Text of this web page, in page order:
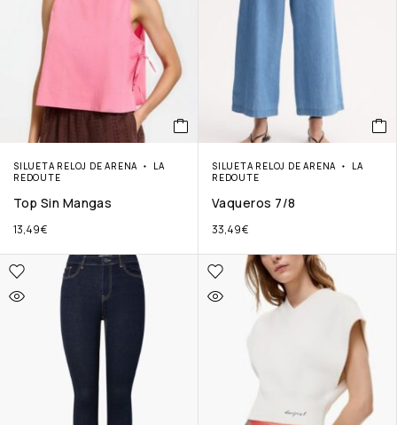
SILUETA RELOJ DE ARENA
LA
REDOUTE
Top Sin Mangas
13,49€
SILUETA RELOJ DE ARENA
LA
REDOUTE
Vaqueros 7/8
33,49€